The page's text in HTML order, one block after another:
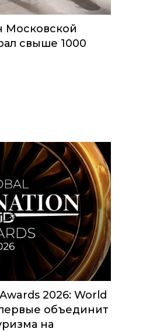
Московской
свыше 1000
2026: World
объединит
на